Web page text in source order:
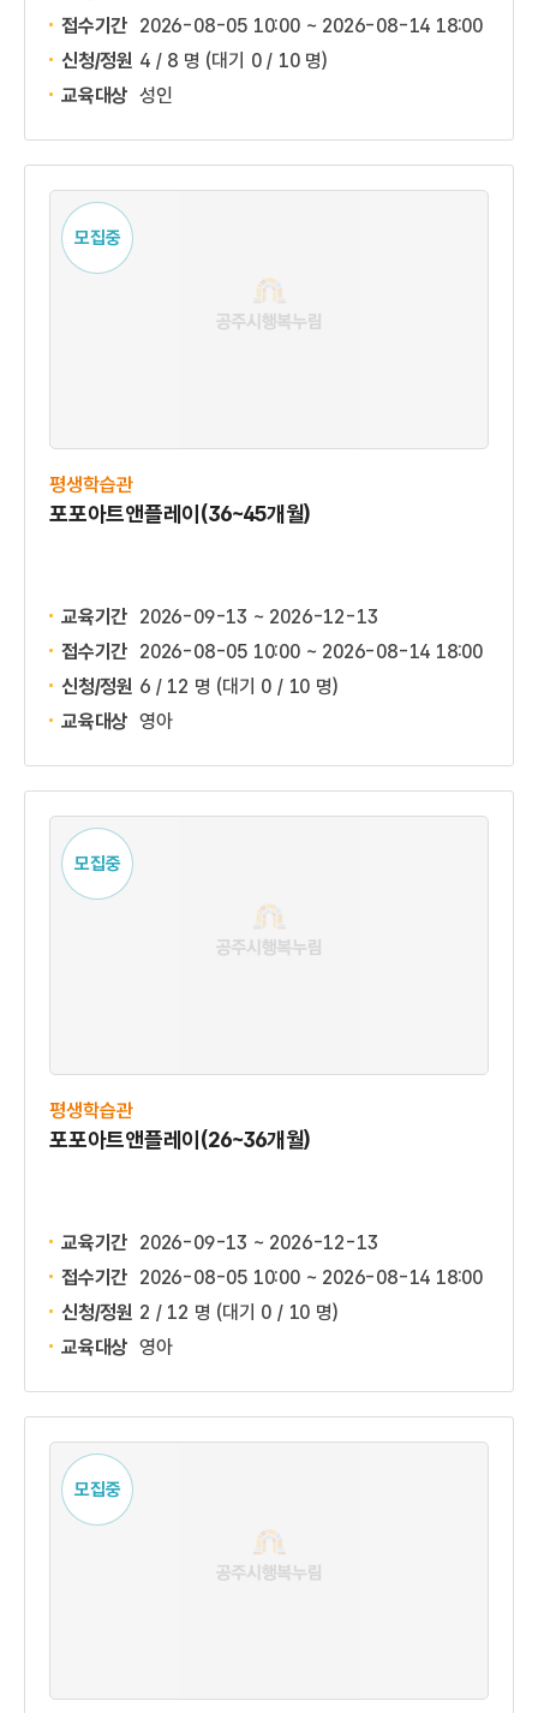
접수기간 2026-08-05 10:00 ~ 2026-08-14 18:00
신청/정원 4 / 8 명 (대기 0 / 10 명)
교육대상 성인
모집중
평생학습관
포포아트앤플레이(36~45개월)
교육기간 2026-09-13 ~ 2026-12-13
접수기간 2026-08-05 10:00 ~ 2026-08-14 18:00
신청/정원 6 / 12 명 (대기 0 / 10 명)
교육대상 영아
모집중
평생학습관
포포아트앤플레이(26~36개월)
교육기간 2026-09-13 ~ 2026-12-13
접수기간 2026-08-05 10:00 ~ 2026-08-14 18:00
신청/정원 2 / 12 명 (대기 0 / 10 명)
교육대상 영아
모집중